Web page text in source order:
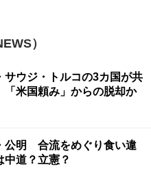
）
サウジ・トルコの3カ国が共
米国頼み」からの脱却か
公明 合流をめぐり食い違
道？立憲？